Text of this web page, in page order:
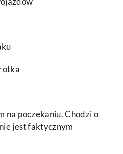
na poczekaniu. Chodzi o
jest faktycznym